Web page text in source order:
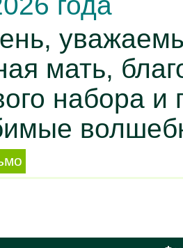
мать,
набора